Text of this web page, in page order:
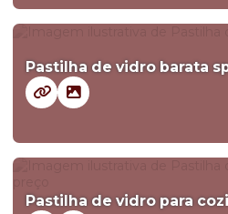
Pastilha de vidro barata
Pastilha de vidro para